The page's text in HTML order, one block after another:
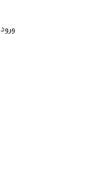
ورود